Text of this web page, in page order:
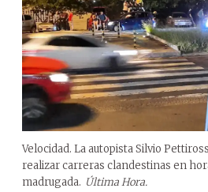
Velocidad. La autopista Silvio
realizar carreras clandestinas en
madrugada. Última Hora.